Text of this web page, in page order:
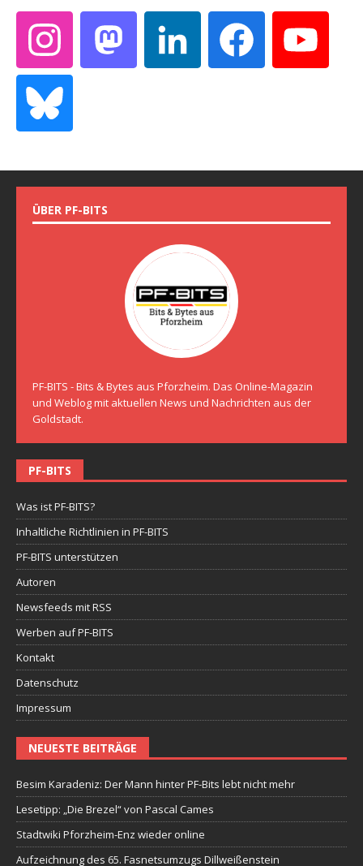
ÜBER PF-BITS
PF-BITS - Bits & Bytes aus Pforzheim. Das Online-Magazin
und Weblog mit aktuellen News und Nachrichten aus der
Goldstadt.
PF-BITS
Was ist PF-BITS?
Inhaltliche Richtlinien in PF-BITS
PF-BITS unterstützen
Autoren
Newsfeeds mit RSS
Werben auf PF-BITS
Kontakt
Datenschutz
Impressum
NEUESTE BEITRÄGE
Besim Karadeniz: Der Mann hinter PF-Bits lebt nicht mehr
Lesetipp: „Die Brezel“ von Pascal Cames
Stadtwiki Pforzheim-Enz wieder online
Aufzeichnung des 65. Fasnetsumzugs Dillweißenstein